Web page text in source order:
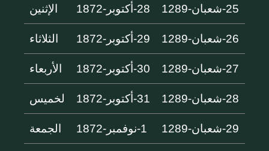
25-شعبان-1289 28-أكتوبر-1872 الإثنين
26-شعبان-1289 29-أكتوبر-1872 الثلاثاء
27-شعبان-1289 30-أكتوبر-1872 الأربعاء
28-شعبان-1289 31-أكتوبر-1872 لخميس
29-شعبان-1289 1-نوفمبر-1872 الجمعة